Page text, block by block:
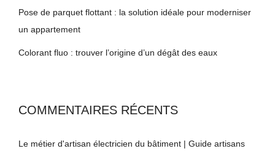
Pose de parquet flottant : la solution idéale pour moderniser
un appartement
Colorant fluo : trouver l’origine d’un dégât des eaux
COMMENTAIRES RÉCENTS
Le métier d'artisan électricien du bâtiment | Guide artisans